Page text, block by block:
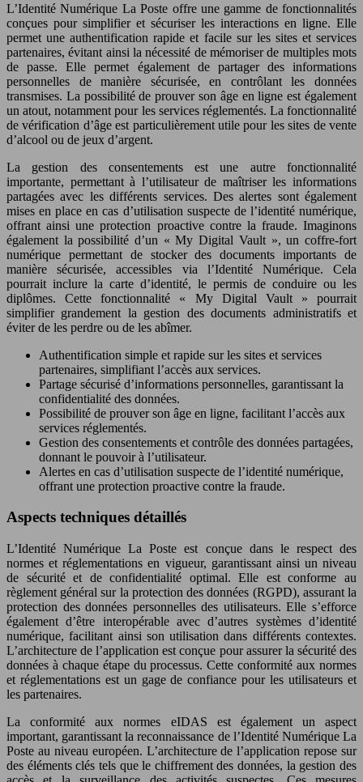
L’Identité Numérique La Poste offre une gamme de fonctionnalités
conçues pour simplifier et sécuriser les interactions en ligne. Elle
permet une authentification rapide et facile sur les sites et services
partenaires, évitant ainsi la nécessité de mémoriser de multiples mots
de passe. Elle permet également de partager des informations
personnelles de manière sécurisée, en contrôlant les données
transmises. La possibilité de prouver son âge en ligne est également
un atout, notamment pour les services réglementés. La fonctionnalité
de vérification d’âge est particulièrement utile pour les sites de vente
d’alcool ou de jeux d’argent.
La gestion des consentements est une autre fonctionnalité
importante, permettant à l’utilisateur de maîtriser les informations
partagées avec les différents services. Des alertes sont également
mises en place en cas d’utilisation suspecte de l’identité numérique,
offrant ainsi une protection proactive contre la fraude. Imaginons
également la possibilité d’un « My Digital Vault », un coffre-fort
numérique permettant de stocker des documents importants de
manière sécurisée, accessibles via l’Identité Numérique. Cela
pourrait inclure la carte d’identité, le permis de conduire ou les
diplômes. Cette fonctionnalité « My Digital Vault » pourrait
simplifier grandement la gestion des documents administratifs et
éviter de les perdre ou de les abîmer.
Authentification simple et rapide sur les sites et services
partenaires, simplifiant l’accès aux services.
Partage sécurisé d’informations personnelles, garantissant la
confidentialité des données.
Possibilité de prouver son âge en ligne, facilitant l’accès aux
services réglementés.
Gestion des consentements et contrôle des données partagées,
donnant le pouvoir à l’utilisateur.
Alertes en cas d’utilisation suspecte de l’identité numérique,
offrant une protection proactive contre la fraude.
Aspects techniques détaillés
L’Identité Numérique La Poste est conçue dans le respect des
normes et réglementations en vigueur, garantissant ainsi un niveau
de sécurité et de confidentialité optimal. Elle est conforme au
règlement général sur la protection des données (RGPD), assurant la
protection des données personnelles des utilisateurs. Elle s’efforce
également d’être interopérable avec d’autres systèmes d’identité
numérique, facilitant ainsi son utilisation dans différents contextes.
L’architecture de l’application est conçue pour assurer la sécurité des
données à chaque étape du processus. Cette conformité aux normes
et réglementations est un gage de confiance pour les utilisateurs et
les partenaires.
La conformité aux normes eIDAS est également un aspect
important, garantissant la reconnaissance de l’Identité Numérique La
Poste au niveau européen. L’architecture de l’application repose sur
des éléments clés tels que le chiffrement des données, la gestion des